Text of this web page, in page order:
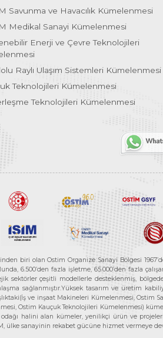
Savunma ve Havacılık Kümelenmesi
Medikal Sanayi Kümelenmesi
Enerji ve Çevre Teknolojileri
Raylı Ulaşım Sistemleri Kümelenmesi
Teknolojileri Kümelenmesi
Teknolojileri Kümelenmesi
biri olan Ostim Organize Sanayi Bölgesi
6.500’den fazla işletme, 65.000’den fazla
sektörler çeşitli modellerle desteklenmiş,
sağlanmıştır.Yüksek tasarım ve üretim
ve inşaat Makineleri Kümelenmesi, Ostim
Ostim Kauçuk Teknolojileri Kümelenmesi)
halini alan kümeler, yenilikçi ürün ve
ülke sanayinin rekabet gücüne hizmet vermeye